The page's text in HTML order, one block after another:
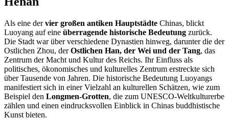
Als eine dervier großen antiken Hauptstädte Chinas, blickt
Luoyang auf eine überragende historische Bedeutung zurück.
Die Stadt war über verschiedene Dynastien hinweg, darunter die der
Ostlichen Zhou, derOstlichen Han, der Wei und der Tang, das
Zentrum der Macht und Kultur des Reichs. Ihr Einfluss als
politisches, ökonomisches und kulturelles Zentrum erstreckte sich
über Tausende von Jahren. Die historische Bedeutung Luoyangs
manifestiert sich in einer Vielzahl an kulturellen Schätzen, wie zum
Beispiel den Longmen-Grotten, die zum UNESCO-Weltkulturerbe
zählen und einen eindrucksvollen Einblick in Chinas buddhistische
Kunst bieten.